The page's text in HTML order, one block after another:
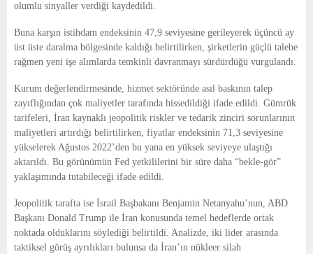
olumlu sinyaller verdiği kaydedildi.
Buna karşın istihdam endeksinin 47,9 seviyesine gerileyerek üçüncü ay
üst üste daralma bölgesinde kaldığı belirtilirken, şirketlerin güçlü talebe
rağmen yeni işe alımlarda temkinli davranmayı sürdürdüğü vurgulandı.
Kurum değerlendirmesinde, hizmet sektöründe asıl baskının talep
zayıflığından çok maliyetler tarafında hissedildiği ifade edildi. Gümrük
tarifeleri, İran kaynaklı jeopolitik riskler ve tedarik zinciri sorunlarının
maliyetleri artırdığı belirtilirken, fiyatlar endeksinin 71,3 seviyesine
yükselerek Ağustos 2022’den bu yana en yüksek seviyeye ulaştığı
aktarıldı. Bu görünümün Fed yetkililerini bir süre daha “bekle-gör”
yaklaşımında tutabileceği ifade edildi.
Jeopolitik tarafta ise İsrail Başbakanı Benjamin Netanyahu’nun, ABD
Başkanı Donald Trump ile İran konusunda temel hedeflerde ortak
noktada olduklarını söylediği belirtildi. Analizde, iki lider arasında
taktiksel görüş ayrılıkları bulunsa da İran’ın nükleer silah